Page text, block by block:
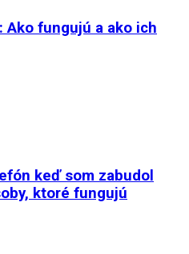
Ako fungujú a ako ich
keď som zabudol
ktoré fungujú